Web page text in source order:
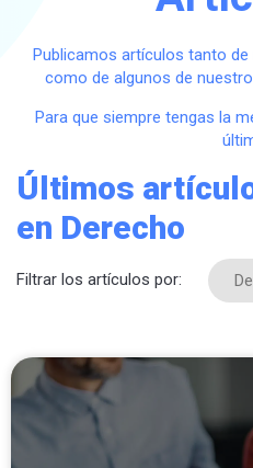
Publicamos artículos tanto
como de algunos de
Para que siempre tengas la
Últimos
en Derecho
Filtrar los artículos por: